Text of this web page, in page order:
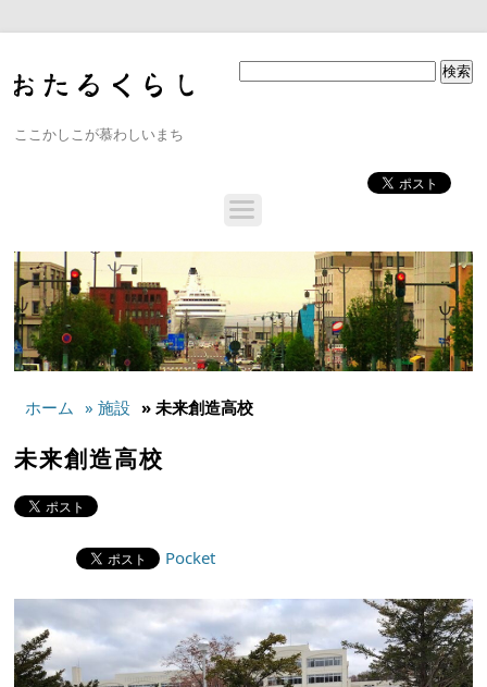
ここかしこが慕わしいまち
ホーム » 施設 » 未来創造高校
未来創造高校
Pocket